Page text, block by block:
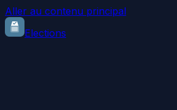
Aller au contenu principal
Elections